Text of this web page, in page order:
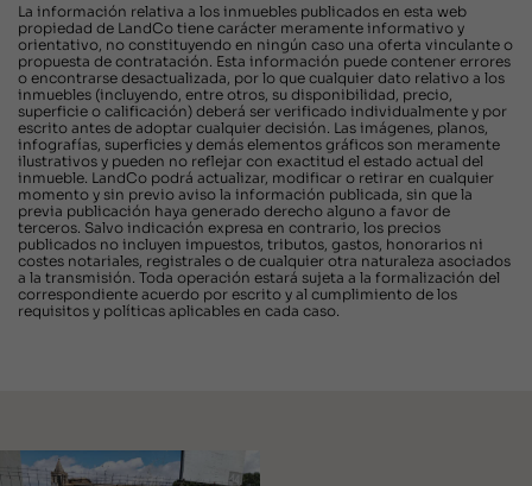
La información relativa a los inmuebles publicados en esta web
propiedad de LandCo tiene carácter meramente informativo y
orientativo, no constituyendo en ningún caso una oferta vinculante o
propuesta de contratación. Esta información puede contener errores
o encontrarse desactualizada, por lo que cualquier dato relativo a los
inmuebles (incluyendo, entre otros, su disponibilidad, precio,
superficie o calificación) deberá ser verificado individualmente y por
escrito antes de adoptar cualquier decisión. Las imágenes, planos,
infografías, superficies y demás elementos gráficos son meramente
ilustrativos y pueden no reflejar con exactitud el estado actual del
inmueble. LandCo podrá actualizar, modificar o retirar en cualquier
momento y sin previo aviso la información publicada, sin que la
previa publicación haya generado derecho alguno a favor de
terceros. Salvo indicación expresa en contrario, los precios
publicados no incluyen impuestos, tributos, gastos, honorarios ni
costes notariales, registrales o de cualquier otra naturaleza asociados
a la transmisión. Toda operación estará sujeta a la formalización del
correspondiente acuerdo por escrito y al cumplimiento de los
requisitos y políticas aplicables en cada caso.